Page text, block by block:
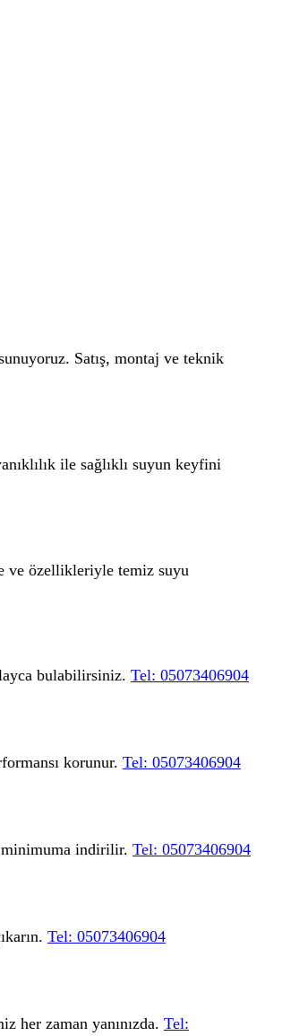
Satış, montaj ve teknik
ile sağlıklı suyun keyfini
ve özellikleriyle temiz suyu
bulabilirsiniz. Tel: 05073406904
korunur. Tel: 05073406904
minimuma indirilir. Tel: 05073406904
Tel: 05073406904
her zaman yanınızda. Tel: